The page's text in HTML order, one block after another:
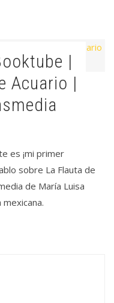
Acuario |
es ¡mi primer
sobre La Flauta de
de María Luisa